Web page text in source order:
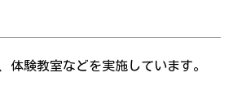
体験教室などを実施しています。